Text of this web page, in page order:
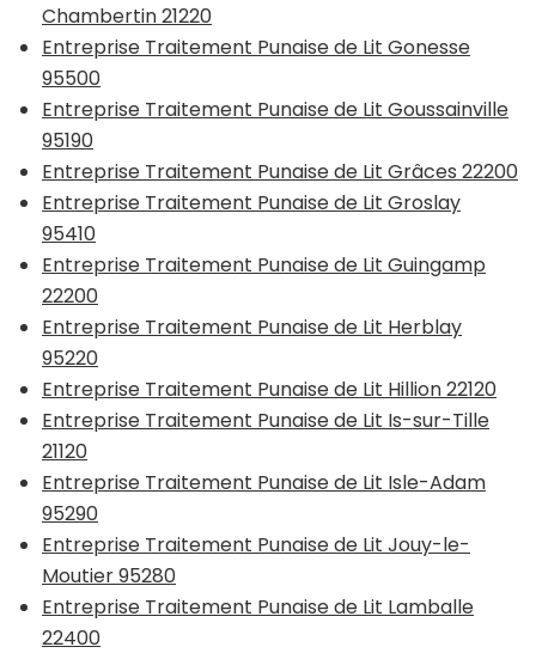
Chambertin 21220
Entreprise Traitement Punaise de Lit Gonesse
95500
Entreprise Traitement Punaise de Lit Goussainville
95190
Entreprise Traitement Punaise de Lit Grâces 22200
Entreprise Traitement Punaise de Lit Groslay
95410
Entreprise Traitement Punaise de Lit Guingamp
22200
Entreprise Traitement Punaise de Lit Herblay
95220
Entreprise Traitement Punaise de Lit Hillion 22120
Entreprise Traitement Punaise de Lit Is-sur-Tille
21120
Entreprise Traitement Punaise de Lit Isle-Adam
95290
Entreprise Traitement Punaise de Lit Jouy-le-
Moutier 95280
Entreprise Traitement Punaise de Lit Lamballe
22400